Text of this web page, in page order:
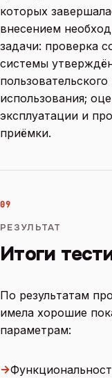
которых
внесением
задачи: проверка
системы
использования;
эксплуатации и
приёмки.
09
РЕЗУЛЬТАТ
Итоги
По результатам
имела хорошие
параметрам:
→